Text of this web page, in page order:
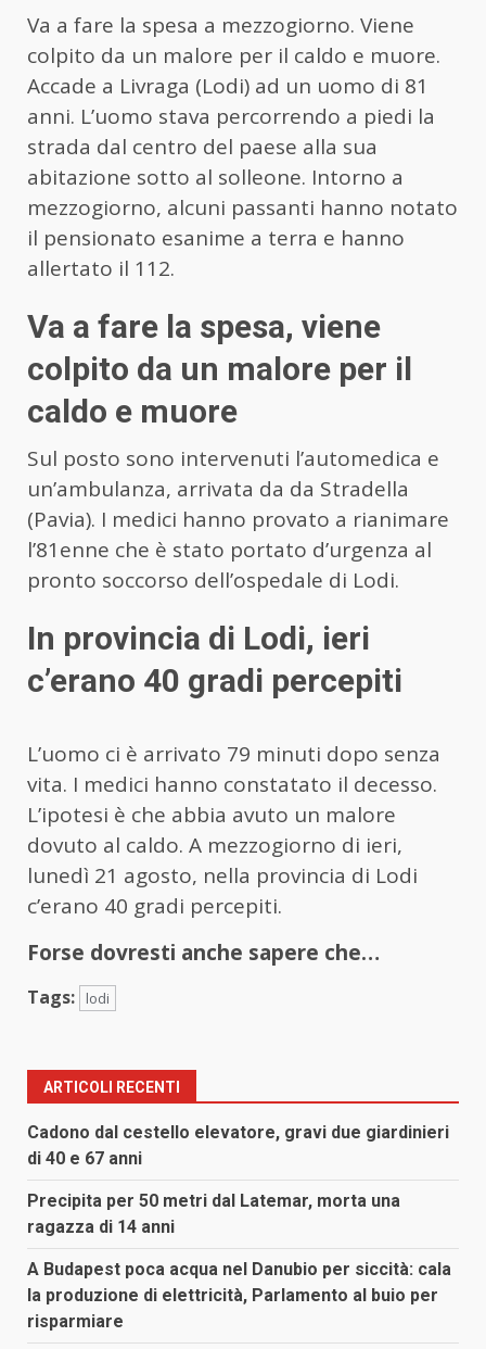
Va a fare la spesa a mezzogiorno. Viene
colpito da un malore per il caldo e muore.
Accade a Livraga (Lodi) ad un uomo di 81
anni. L’uomo stava percorrendo a piedi la
strada dal centro del paese alla sua
abitazione sotto al solleone. Intorno a
mezzogiorno, alcuni passanti hanno notato
il pensionato esanime a terra e hanno
allertato il 112.
Va a fare la spesa, viene
colpito da un malore per il
caldo e muore
Sul posto sono intervenuti l’automedica e
un’ambulanza, arrivata da da Stradella
(Pavia). I medici hanno provato a rianimare
l’81enne che è stato portato d’urgenza al
pronto soccorso dell’ospedale di Lodi.
In provincia di Lodi, ieri
c’erano 40 gradi percepiti
L’uomo ci è arrivato 79 minuti dopo senza
vita. I medici hanno constatato il decesso.
L’ipotesi è che abbia avuto un malore
dovuto al caldo. A mezzogiorno di ieri,
lunedì 21 agosto, nella provincia di Lodi
c’erano 40 gradi percepiti.
Forse dovresti anche sapere che…
Tags: lodi
ARTICOLI RECENTI
Cadono dal cestello elevatore, gravi due giardinieri
di 40 e 67 anni
Precipita per 50 metri dal Latemar, morta una
ragazza di 14 anni
A Budapest poca acqua nel Danubio per siccità: cala
la produzione di elettricità, Parlamento al buio per
risparmiare